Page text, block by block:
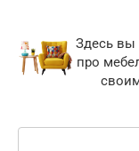
контенту
Здесь вы
про
Поиск: